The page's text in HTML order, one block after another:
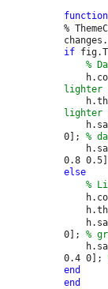
function
%
changes.
if
%
lighter
lighter
0]; %
0.8
else
%
0]; %
0.4 0];
end
end